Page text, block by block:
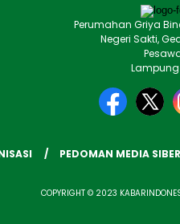
Perumahan Griya
Negeri Sakti,
PEDOMAN MEDIA SIBER
COPYRIGHT © 2023